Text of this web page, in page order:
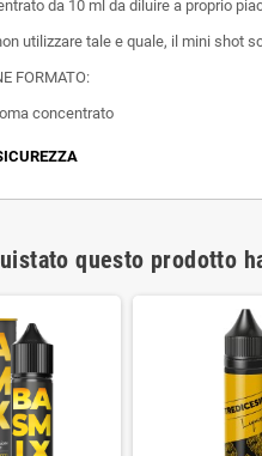
da 10 ml da diluire a proprio
utilizzare tale e quale, il mini shot
FORMATO:
concentrato
questo prodotto